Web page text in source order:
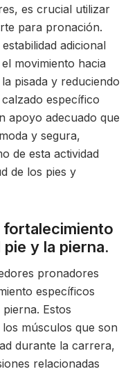
es crucial utilizar
para pronación.
adicional
movimiento hacia
pisada y reduciendo
específico
apoyo adecuado que
y segura,
de esta actividad
de los pies y
fortalecimiento
y la pierna.
pronadores
específicos
Estos
músculos que son
durante la carrera,
relacionadas